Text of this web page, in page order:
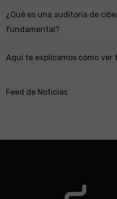
¿Qué es una auditoría de
fundamental?
Aquí te explicamos cómo ver
Feed de Noticias